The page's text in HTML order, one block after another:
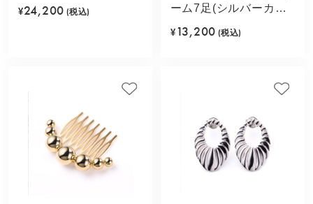
¥24,200 (税込)
ーム7足(シルバーカラ
¥ 13,200 (税込)